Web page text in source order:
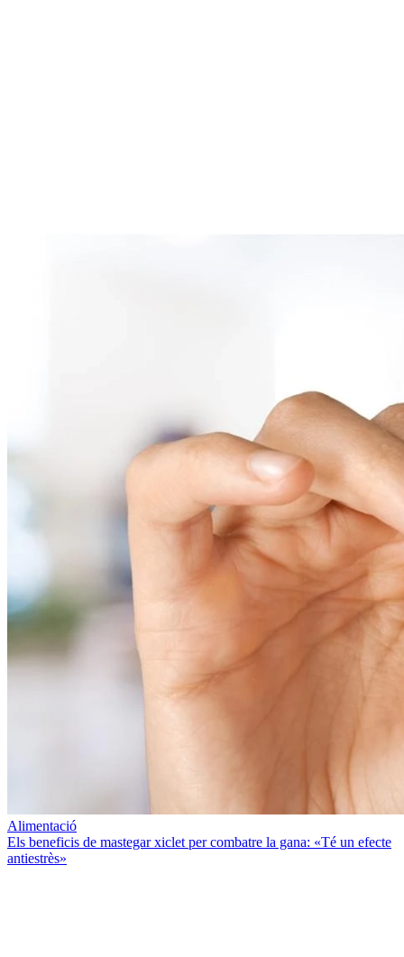
Alimentació
Els beneficis de mastegar xiclet per combatre la gana: «Té un efecte
antiestrès»